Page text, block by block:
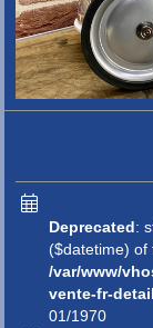
Deprecated:
($datetime) of
/var/www/
vente-fr-
01/1970